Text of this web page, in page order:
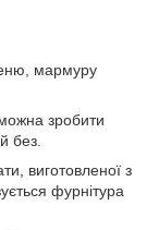
мармуру
можна зробити
без.
виготовленої з
фурнітура